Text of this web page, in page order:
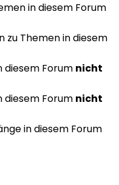
in diesem Forum
zu Themen in diesem
diesem Forum nicht
diesem Forum nicht
in diesem Forum